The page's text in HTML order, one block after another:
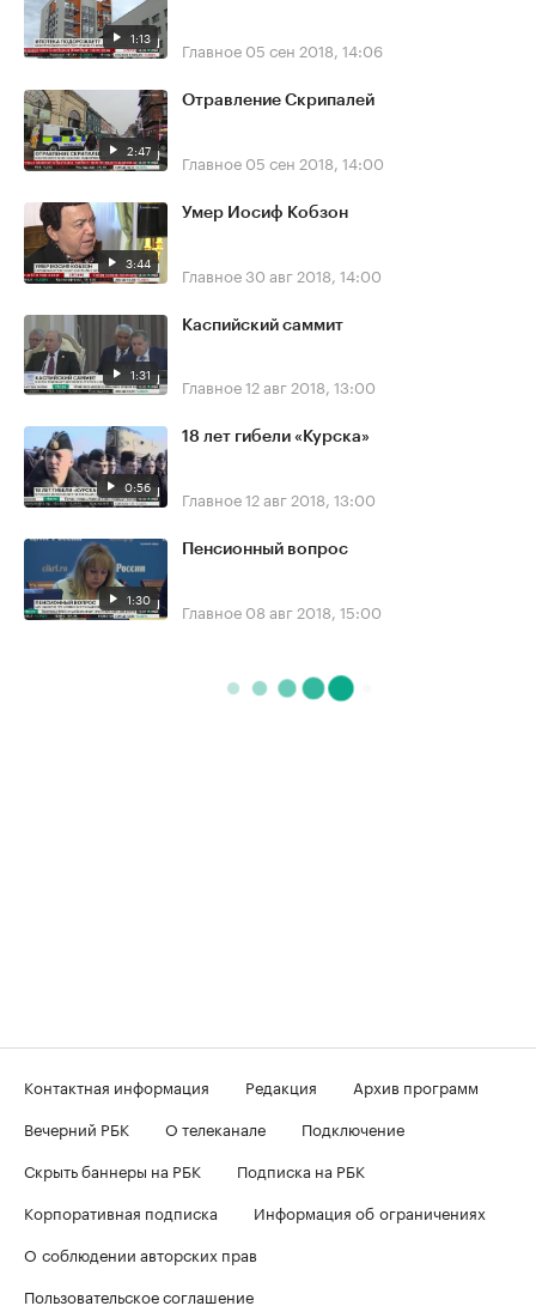
1:13 Главное 05 сен 2018, 14:06
2:47
Отравление Скрипалей
Главное 05 сен 2018, 14:00
3:44
Умер Иосиф Кобзон
Главное30 авг 2018, 14:00
1:31
Каспийский саммит
Главное12 авг 2018, 13:00
0:56
18 лет гибели «Курска»
Главное12 авг 2018, 13:00
1:30
Пенсионный вопрос
Главное 08 авг 2018, 15:00
Контактная информация Редакция
Архив программ
Вечерний РБК
О телеканале
Подключение
Скрыть баннеры на РБК
Подписка на РБК
Корпоративная подписка
Информация об ограничениях
О соблюдении авторских прав
Пользовательское соглашение